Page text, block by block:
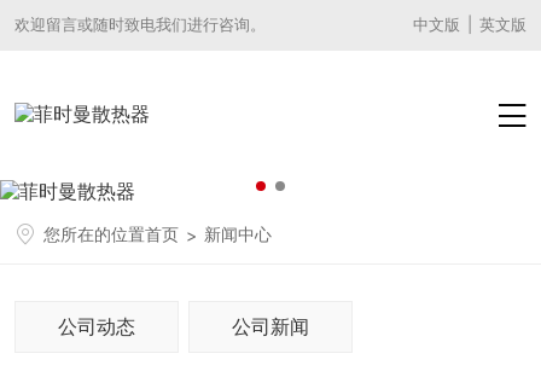
欢迎留言或随时致电我们进行咨询。 中文版 英文版

 您所在的位置首页 > 新闻中心
公司动态 公司新闻